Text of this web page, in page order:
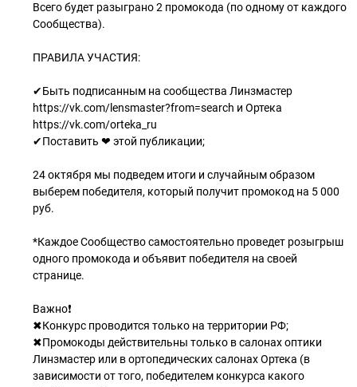
Всего будет разыграно 2 промокода (по одному от каждого
Сообщества).
ПРАВИЛА УЧАСТИЯ:
✔Быть подписанным на сообщества Линзмастер
https://vk.com/lensmaster?from=search и Ортека
https://vk.com/orteka_ru
✔Поставить ❤ этой публикации;
24 октября мы подведем итоги и случайным образом
выберем победителя, который получит промокод на 5 000
руб.
*Каждое Сообщество самостоятельно проведет розыгрыш
одного промокода и объявит победителя на своей
странице.
Важно❗
✖Конкурс проводится только на территории РФ;
✖Промокоды действительны только в салонах оптики
Линзмастер или в ортопедических салонах Ортека (в
зависимости от того, победителем конкурса какого